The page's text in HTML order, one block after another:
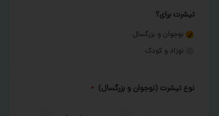
تیشرت برای؟
نوجوان و بزرگسال
نوزاد و کودک
نوع تیشرت (نوجوان و بزرگسال) *